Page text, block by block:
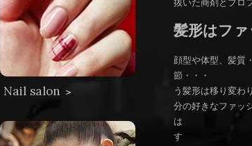
Nail salon ＞
抜いた商剤とプロ
髪形はフ
顔型や体型、髪
節
う髪
分の好きなファッ
は 今の
す あ